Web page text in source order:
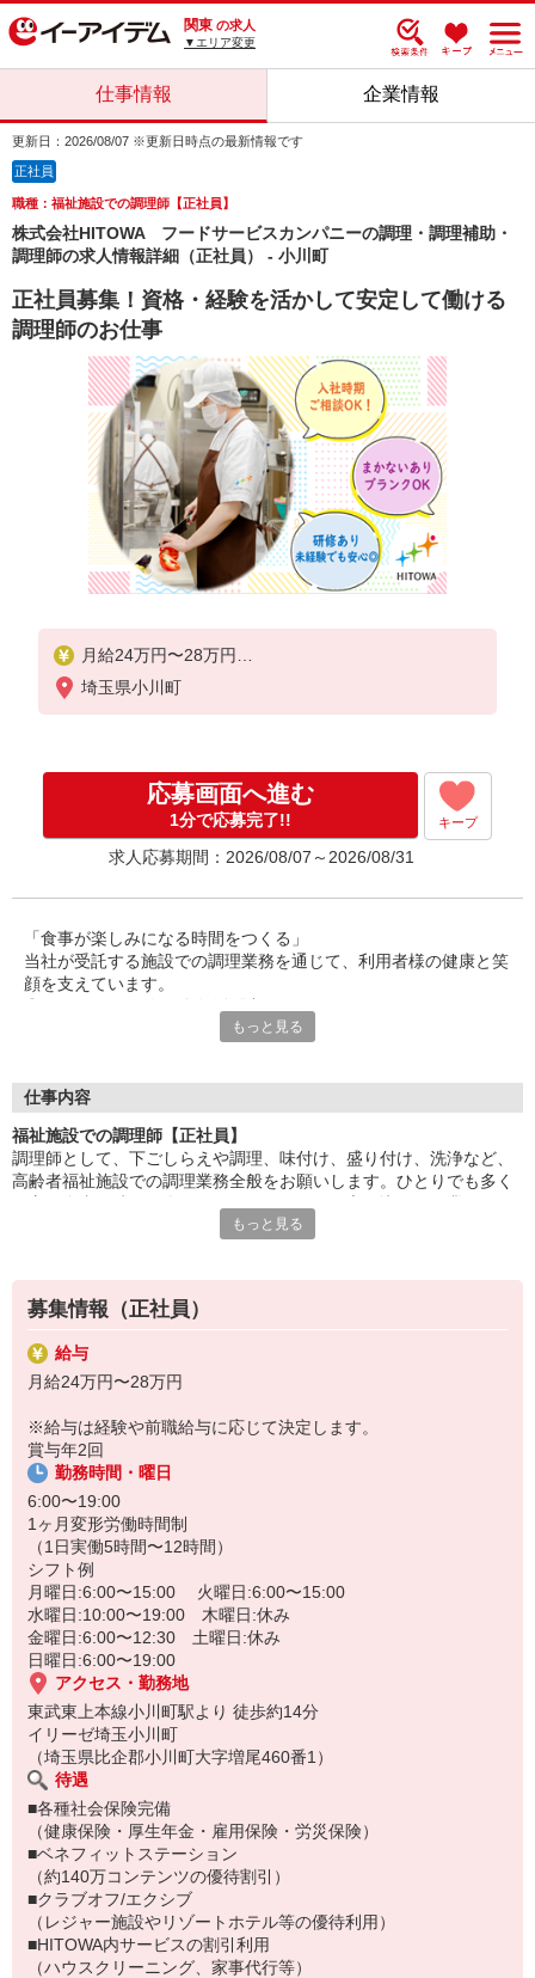
関東 の求人
▼エリア変更
仕事情報 企業情報
更新日：2026/08/07 ※更新日時点の最新情報です
正社員
職種：福祉施設での調理師【正社員】
株式会社HITOWA フードサービスカンパニーの調理・調理補助・
調理師の求人情報詳細（正社員） - 小川町
正社員募集！資格・経験を活かして安定して働ける
調理師のお仕事
月給24万円〜28万円
※給与は経験や前職給与に応じて決定します。
埼玉県小川町
応募画面へ進む
1分で応募完了!! キープ
求人応募期間：2026/08/07～2026/08/31
「食事が楽しみになる時間をつくる」
当社が受託する施設での調理業務を通じて、利用者様の健康と笑
顔を支えています。
調理師としての経験を活かし、安定した環境で長く働ける職場で
調理に集中できる環境で、仕込み・調理・盛付けなどの業務に専
チームで協力しながら、安心・安全な食事を提供します。
「美味しかった」「ありがとう」の言葉が、何よりの喜び。
食を通じて人の心に寄り添える、やりがいのある仕事です。
給食運営を行う業界大手。
社員の成長を支える研修制度も整っており、長期的なキャリア形
成が可能です。
もっと見る
仕事内容
福祉施設での調理師【正社員】
調理師として、下ごしらえや調理、味付け、盛り付け、洗浄など、
高齢者福祉施設での調理業務全般をお願いします。ひとりでも多く
らこそ、利用者さまの笑顔を見られたときには達成感を感じられま
もっと見る
募集情報（正社員）
給与
月給24万円〜28万円
※給与は経験や前職給与に応じて決定します。
賞与年2回
勤務時間・曜日
6:00〜19:00
1ヶ月変形労働時間制
（1日実働5時間〜12時間）
シフト例
月曜日:6:00〜15:00 火曜日:6:00〜15:00
水曜日:10:00〜19:00 木曜日:休み
金曜日:6:00〜12:30 土曜日:休み
日曜日:6:00〜19:00
アクセス・勤務地
東武東上本線小川町駅より 徒歩約14分
イリーゼ埼玉小川町
（埼玉県比企郡小川町大字増尾460番1）
待遇
■各種社会保険完備
（健康保険・厚生年金・雇用保険・労災保険）
■ベネフィットステーション
（約140万コンテンツの優待割引）
■クラブオフ/エクシブ
（レジャー施設やリゾートホテル等の優待利用）
■HITOWA内サービスの割引利用
（ハウスクリーニング、家事代行等）